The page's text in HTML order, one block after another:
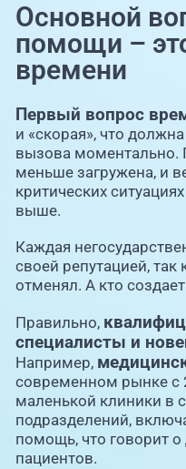
Основной
помощи –
времени
Первый вопрос
и «скорая», что
вызова моментально.
меньше загружена, и
критических
выше.
Каждая
своей репутацией,
отменял. А кто
Правильно,
специалисты и
Например,
современном рынке с
маленькой клиники в
подразделений,
помощь, что говорит
пациентов.